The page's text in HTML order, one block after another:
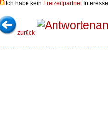
Ich habe kein Freizeitpartner
zurück